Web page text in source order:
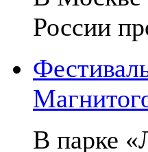
России
В парке